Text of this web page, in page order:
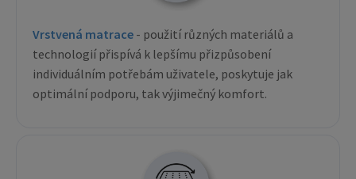
Vrstvená matrace - použití různých materiálů a
technologií přispívá k lepšímu přizpůsobení
individuálním potřebám uživatele, poskytuje jak
optimální podporu, tak výjimečný komfort.